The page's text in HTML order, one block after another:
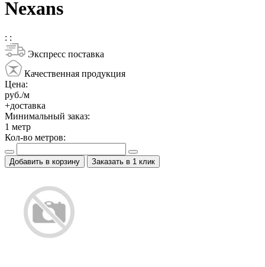
Nexans
: :
Экспресс поставка
Качественная продукция
Цена:
руб./м
+доставка
Минимальный заказ:
1 метр
Кол-во метров:
Добавить в корзину Заказать в 1 клик